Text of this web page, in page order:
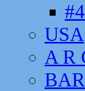
USA
A R